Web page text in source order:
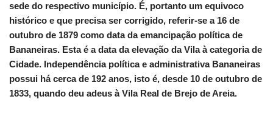
sede do respectivo município. É, portanto um equivoco
histórico e que precisa ser corrigido, referir-se a 16 de
outubro de 1879 como data da emancipação política de
Bananeiras. Esta é a data da elevação da Vila à categoria de
Cidade. Independência política e administrativa Bananeiras
possui há cerca de 192 anos, isto é, desde 10 de outubro de
1833, quando deu adeus à Vila Real de Brejo de Areia.